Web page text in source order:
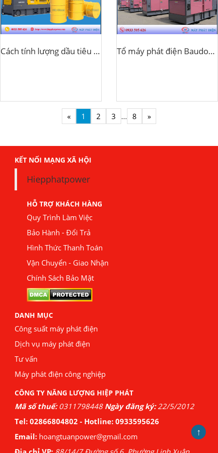
Cách tính lượng dầu tiêu thụ cho máy phát điện Tổ máy phát điện Baudouin
« 1 2 3 ... 8 »
KẾT NỐI MẠNG XÃ HỘI
Hiepphatpower
HỖ TRỢ KHÁCH HÀNG
Quy Trình Làm Việc
Bảo Hành - Đổi Trả
Hình Thức Thanh Toán
Vận Chuyển - Giao Nhận
Chính Sách Bảo Mật
DANH MỤC
Công suất máy phát điện
Dịch vụ máy phát điện
Tư vấn
Máy phát điện công nghiệp
CÔNG TY NĂNG LƯỢNG HIỆP PHÁT
Mã số thuế:0311798448Ngày đăng ký:22/5/2012
Tel: 02866804802 - Hotline: 0933595626
Email: hoangtuanpower@gmail.com
↑